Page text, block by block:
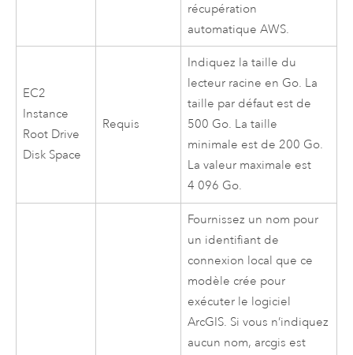
récupération
automatiqueAWS.
EC2
Instance
Root Drive
Disk Space
Requis
Indiquez la taille du
lecteur racine en Go. La
taille par défaut est de
500 Go. La taille
minimale est de 200 Go.
La valeur maximale est
4 096 Go.
Fournissez un nom pour
un identifiant de
connexion local que ce
modèle crée pour
exécuter le logiciel
ArcGIS. Si vous n’indiquez
aucun nom, arcgis est